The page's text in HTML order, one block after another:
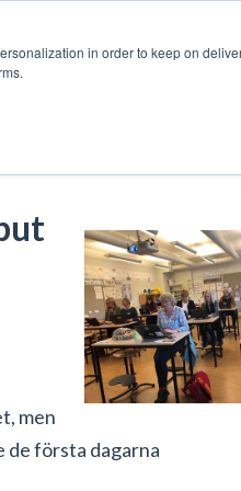
in order to keep on
men
de första dagarna